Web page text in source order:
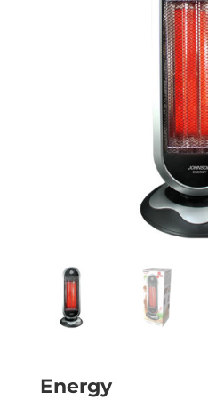
Energy